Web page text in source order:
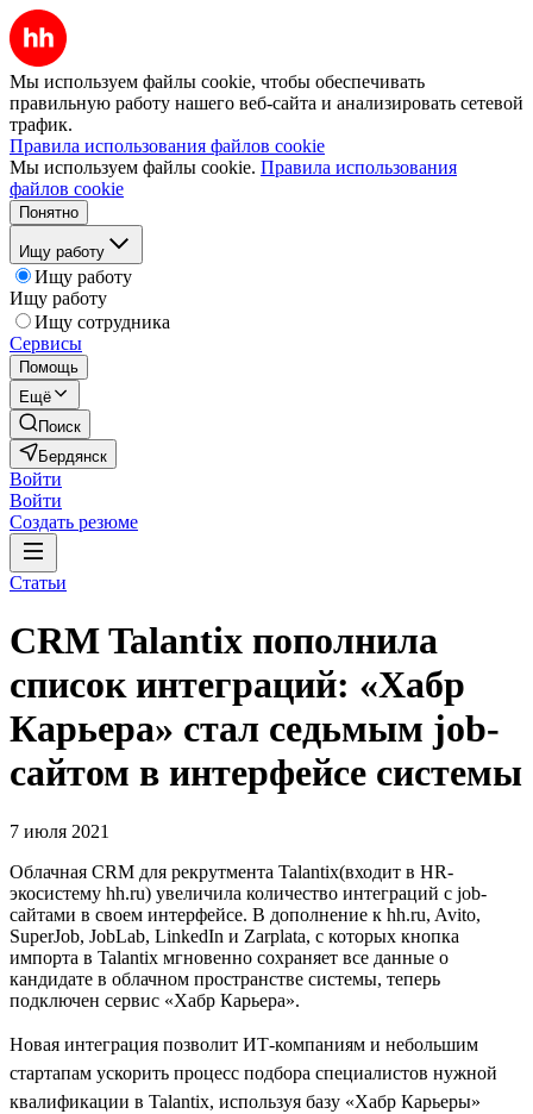
Мы используем файлы cookie, чтобы обеспечивать
правильную работу нашего веб-сайта и анализировать сетевой
трафик.
Правила использования файлов cookie
Мы используем файлы cookie. Правила использования
файлов cookie
Понятно
Ищу работу
Ищу работу
Ищу работу
Ищу сотрудника
Сервисы
Помощь
Ещё
Поиск
Бердянск
Войти
Войти
Создать резюме
Статьи
CRM Talantix пополнила
список интеграций: «Хабр
Карьера» стал седьмым job-
сайтом в интерфейсе системы
7 июля 2021
Облачная CRM для рекрутмента Talantix(входит в HR-
экосистему hh.ru) увеличила количество интеграций с job-
сайтами в своем интерфейсе. В дополнение к hh.ru, Avito,
SuperJob, JobLab, LinkedIn и Zarplata, с которых кнопка
импорта в Talantix мгновенно сохраняет все данные о
кандидате в облачном пространстве системы, теперь
подключен сервис «Хабр Карьера».
Новая интеграция позволит ИТ-компаниям и небольшим
стартапам ускорить процесс подбора специалистов нужной
квалификации в Talantix, используя базу «Хабр Карьеры»